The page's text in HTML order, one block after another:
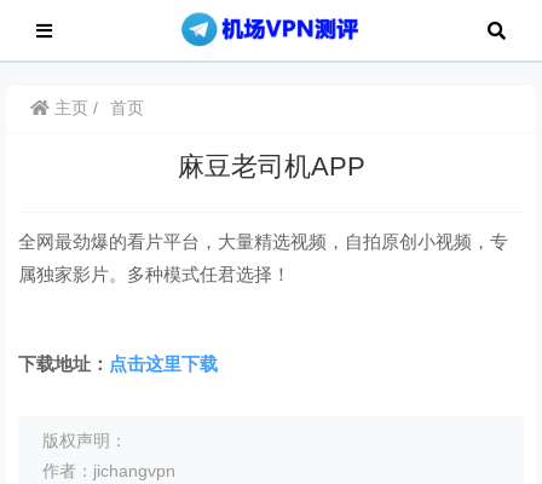
主页 首页
麻豆老司机APP
全网最劲爆的看片平台，大量精选视频，自拍原创小视频，专
属独家影片。多种模式任君选择！
下载地址： 点击这里下载
版权声明：
作者：jichangvpn